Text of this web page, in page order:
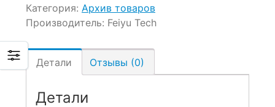
Категория: Архив товаров
Производитель: Feiyu Tech
Детали Отзывы (0)
Детали